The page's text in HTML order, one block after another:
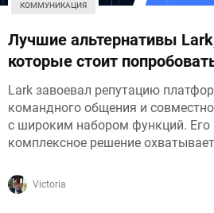
КОММУНИКАЦИЯ
Лучшие альтернативы
которые стоит
Lark завоевал репутацию
командного общения и
с широким набором функций. Его
комплексное решение
Victoria